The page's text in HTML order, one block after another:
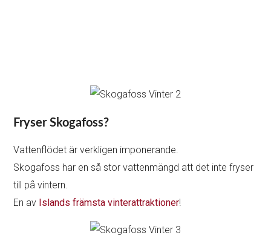
Fryser Skogafoss?
Vattenflödet är verkligen imponerande.
Skogafoss har en så stor vattenmängd att det inte fryser
till på vintern.
En av Islands främsta vinterattraktioner!